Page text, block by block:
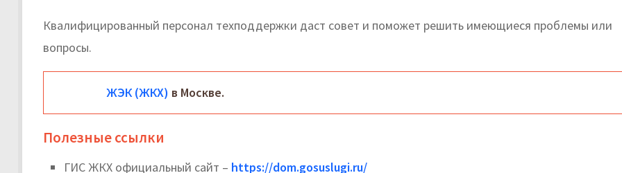
Квалифицированный персонал техподдержки даст совет и поможет решить имеющиеся проблемы или
вопросы.
ЖЭК (ЖКХ) в Москве.
Полезные ссылки
ГИС ЖКХ официальный сайт – https://dom.gosuslugi.ru/